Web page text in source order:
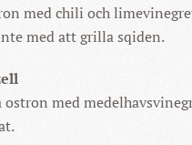
med chili och
med att grilla sqiden.
med